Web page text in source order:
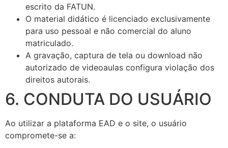
escrito da FATUN.
O material didático é licenciado exclusivamente
para uso pessoal e não comercial do aluno
matriculado.
A gravação, captura de tela ou download não
autorizado de videoaulas configura violação dos
direitos autorais.
6. CONDUTA DO USUÁRIO
Ao utilizar a plataforma EAD e o site, o usuário
compromete-se a: